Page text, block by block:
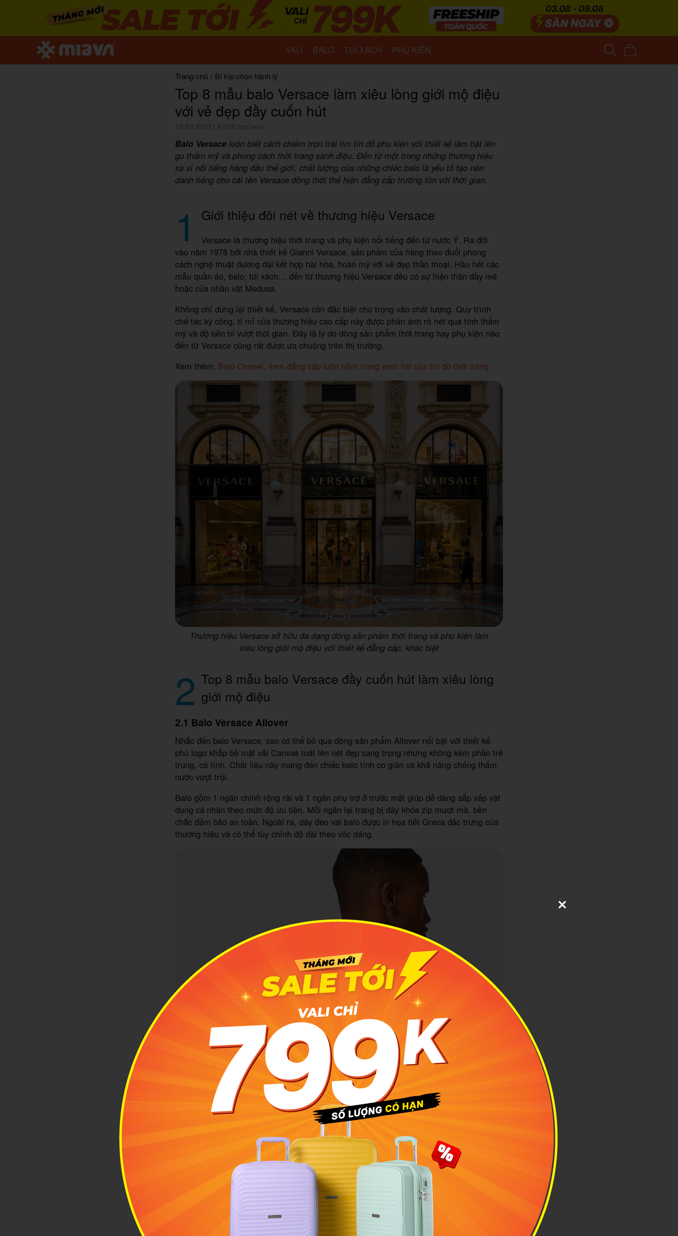
VALI BALO TÚI XÁCH PHỤ KIỆN
Trang chủ / Bí kíp chọn hành lý
Top 8 mẫu balo Versace làm xiêu lòng giới mộ điệu
với vẻ đẹp đầy cuốn hút
16.03.2023 4,058 lượt xem
Balo Versace luôn biết cách chiếm trọn trái tim tín đồ phụ kiện với thiết kế làm bật lên
gu thẩm mỹ và phong cách thời trang sành điệu. Đến từ một trong những thương hiệu
xa xỉ nổi tiếng hàng đầu thế giới, chất lượng của những chiếc balo là yếu tố tạo nên
danh tiếng cho cái tên Versace đồng thời thể hiện đẳng cấp trường tồn với thời gian.
1 Giới thiệu đôi nét về thương hiệu Versace
Versace là thương hiệu thời trang và phụ kiện nổi tiếng đến từ nước Ý. Ra đời
vào năm 1978 bởi nhà thiết kế Gianni Versace, sản phẩm của hãng theo đuổi phong
cách nghệ thuật đương đại kết hợp hài hòa, hoàn mỹ với vẻ đẹp thần thoại. Hầu hết các
mẫu quần áo, balo, túi xách… đến từ thương hiệu Versace đều có sự hiện thân đầy mê
hoặc của nhân vật Medusa.
Không chỉ dừng lại thiết kế, Versace còn đặc biệt chú trọng vào chất lượng. Quy trình
chế tác kỳ công, tỉ mỉ của thương hiệu cao cấp này được phản ánh rõ nét qua tính thẩm
mỹ và độ bền bỉ vượt thời gian. Đây là lý do dòng sản phẩm thời trang hay phụ kiện nào
đến từ Versace cũng rất được ưa chuộng trên thị trường.
Xem thêm: Balo Chanel, item đẳng cấp luôn nằm trong wish list của tín đồ thời trang
Thương hiệu Versace sở hữu đa dạng dòng sản phẩm thời trang và phụ kiện làm
xiêu lòng giới mộ điệu với thiết kế đẳng cấp, khác biệt
2 Top 8 mẫu balo Versace đầy cuốn hút làm xiêu lòng
giới mộ điệu
2.1 Balo Versace Allover
Nhắc đến balo Versace, sao có thể bỏ qua dòng sản phẩm Allover nổi bật với thiết kế
phủ logo khắp bề mặt vải Canvas toát lên nét đẹp sang trọng nhưng không kém phần trẻ
trung, cá tính. Chất liệu này mang đến chiếc balo tính co giãn và khả năng chống thấm
nước vượt trội.
Balo gồm 1 ngăn chính rộng rãi và 1 ngăn phụ trợ ở trước mặt giúp dễ dàng sắp xếp vật
dụng cá nhân theo mức độ ưu tiên. Mỗi ngăn lại trang bị dây khóa zip mượt mà, bền
chắc đảm bảo an toàn. Ngoài ra, dây đeo vai balo được in họa tiết Greca đặc trưng của
thương hiệu và có thể tùy chỉnh độ dài theo vóc dáng.